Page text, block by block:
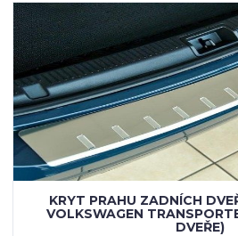
KRYT PRAHU ZADNÍCH
VOLKSWAGEN
DVEŘE)